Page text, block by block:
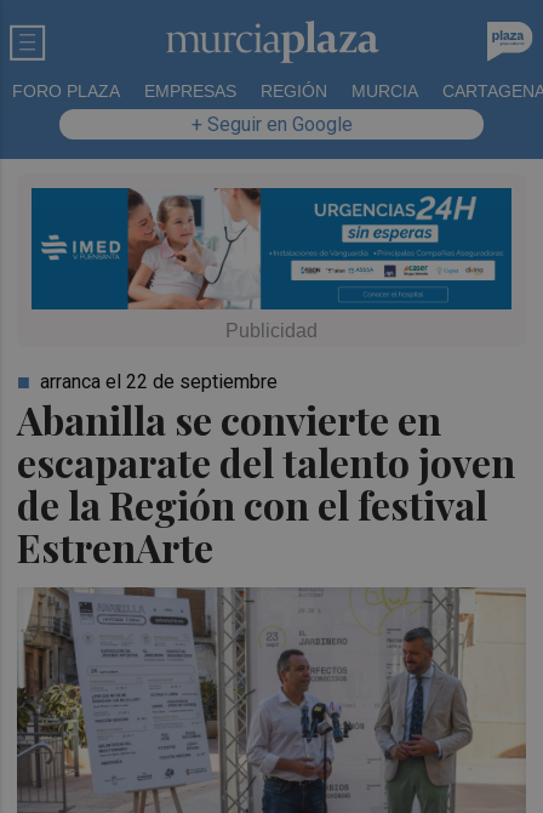
FORO PLAZA EMPRESAS REGIÓN MURCIA
+ Seguir en Google
Abanilla se convierte en
escaparate del talento joven
de la Región con el festival
EstrenArte
arranca el 22 de septiembre